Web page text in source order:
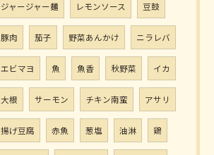
ジャージャー麺 レモンソース 豆鼓
豚肉 茄子 野菜あんかけ ニラレバ
エビマヨ 魚 魚香 秋野菜 イカ
大根 サーモン チキン南蛮 アサリ
揚げ豆腐 赤魚 葱塩 油淋 鶏